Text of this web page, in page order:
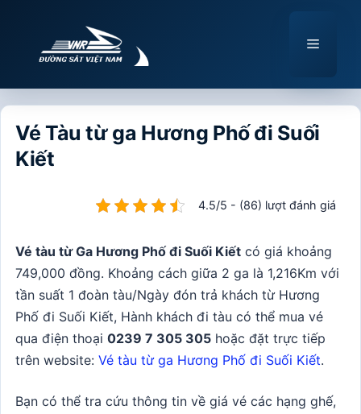
Menu
Vé Tàu từ ga Hương Phố đi Suối
Kiết
4.5/5 - (86) lượt đánh giá
Vé tàu từ Ga Hương Phố đi Suối Kiết có giá khoảng
749,000 đồng. Khoảng cách giữa 2 ga là 1,216Km với
tần suất 1 đoàn tàu/Ngày đón trả khách từ Hương
Phố đi Suối Kiết, Hành khách đi tàu có thể mua vé
qua điện thoại 0239 7 305 305 hoặc đặt trực tiếp
trên website: Vé tàu từ ga Hương Phố đi Suối Kiết.
Bạn có thể tra cứu thông tin về giá vé các hạng ghế,